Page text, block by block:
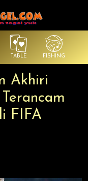
TABLE FISHING
Akhiri
FIFA